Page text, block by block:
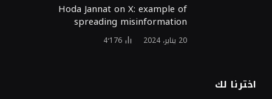
Hoda Jannat on X: example of
spreading misinformation
20 يناير، 2024 4٬176
اخترنا لك